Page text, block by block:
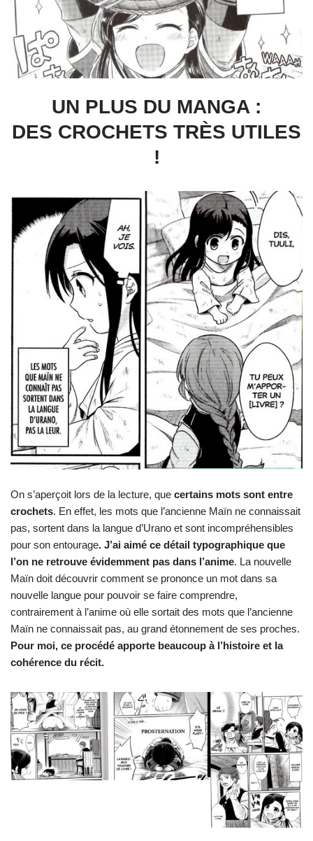
UN PLUS DU MANGA :
DES CROCHETS TRÈS UTILES
!
On s’aperçoit lors de la lecture, que certains mots sont entre
crochets. En effet, les mots que l’ancienne Maïn ne connaissait
pas, sortent dans la langue d’Urano et sont incompréhensibles
pour son entourage. J’ai aimé ce détail typographique que
l’on ne retrouve évidemment pas dans l’anime. La nouvelle
Maïn doit découvrir comment se prononce un mot dans sa
nouvelle langue pour pouvoir se faire comprendre,
contrairement à l’anime où elle sortait des mots que l’ancienne
Maïn ne connaissait pas, au grand étonnement de ses proches.
Pour moi, ce procédé apporte beaucoup à l’histoire et la
cohérence du récit.